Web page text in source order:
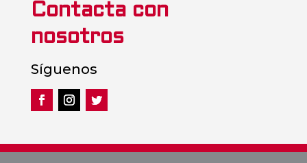
Contacta con
nosotros
Síguenos